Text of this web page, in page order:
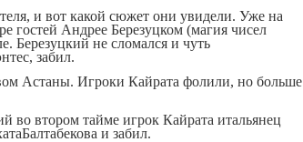
и вот какой сюжет они увидели. Уже на
гостей Андрее Березуцком (магия чисел
Березуцкий не сломался и чуть
забил.
Астаны. Игроки Кайрата фолили, но больше
втором тайме игрок Кайрата итальянец
и забил.